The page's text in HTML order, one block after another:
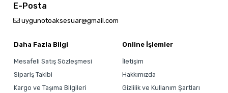
E-Posta
uygunotoaksesuar@gmail.com
Daha Fazla Bilgi
Mesafeli Satış Sözleşmesi
Sipariş Takibi
Kargo ve Taşıma Bilgileri
Online İşlemler
İletişim
Hakkımızda
Gizlilik ve Kullanım Şartları